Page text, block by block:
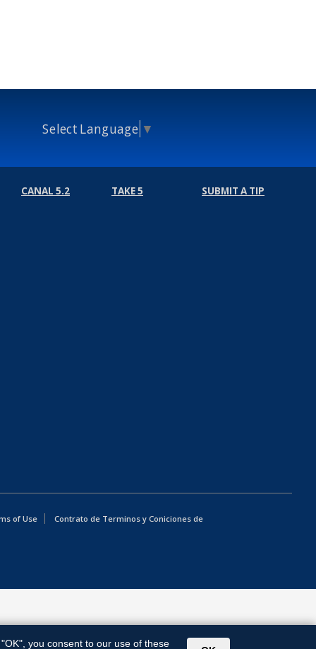
Select Language ▼
CANAL 5.2 TAKE 5 SUBMIT A TIP
of Use
Contrato de Terminos y Coniciones de
"OK", you consent to our use of these